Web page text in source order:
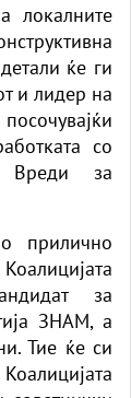
локалните
ќе ги
и лидер на
со
Вреди за
прилично
за
ЗНАМ, а
Тие ќе си